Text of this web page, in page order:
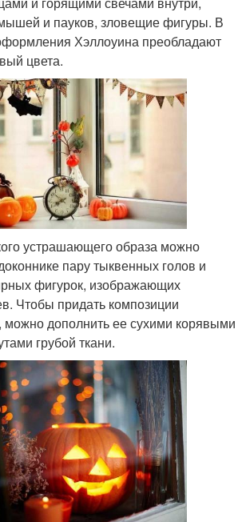
и пауков, зловещие фигуры. В
Хэллоуина преобладают
цвета.
устрашающего образа можно
пару тыквенных голов и
фигурок, изображающих
Чтобы придать композиции
можно дополнить ее сухими корявыми
грубой ткани.